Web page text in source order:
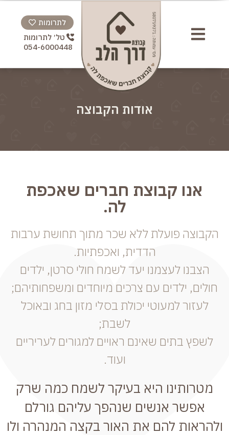
לתרומות
טל׳ לתרומות
054-6000448
אודות הקבוצה
אנו קבוצת חברים שאכפת
לה.
הקבוצה פועלת ללא שכר מתוך תחושת ערבות
הדדית, ואכפתיות.
הצבנו לעצמנו יעד לשמח חולי סרטן, ילדים
חולים, ילדים עם צרכים מיוחדים ומשפחותיהם;
לעזור למעוטי יכולת בסלי מזון בחג ובאוכל
לשבת;
לשפץ בתים שאינם ראויים למגורים לעריריים
ועוד.
מטרותינו היא בעיקר לשמח כמה שרק
אפשר אנשים שנהפך עליהם גורלם
ולהראות להם את האור בקצה המנהרה ולו